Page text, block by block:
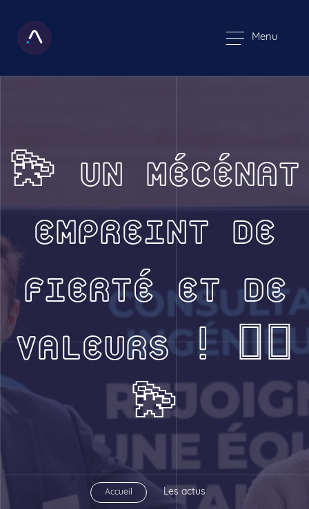
Menu
💫 UN MÉCÉNAT
EMPREINT DE
FIERTÉ ET DE
VALEURS ! 🚴‍♀️
💫
Accueil Les actus